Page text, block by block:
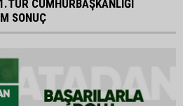
CUMHURBAŞKANLIĞI
SONUÇ